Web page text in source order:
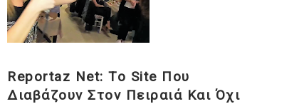
Reportaz Net: Το Site Που
Διαβάζουν Στον Πειραιά Και Όχι